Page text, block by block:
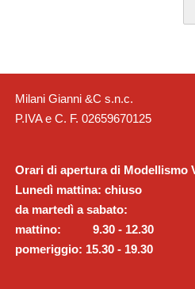
Milani Gianni &C s.n.c.
P.IVA e C. F. 02659670125
Orari di apertura di Modellismo
Lunedì mattina: chiuso
da martedì a sabato:
mattino: 9.30 - 12.30
pomeriggio: 15.30 - 19.30